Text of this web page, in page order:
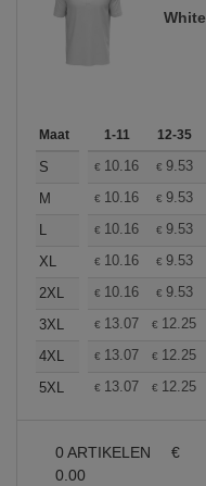
White
Maat 1-11 12-35
S € 10.16 € 9.53
M
€ 10.16 € 9.53
L
€ 10.16 € 9.53
XL
€ 10.16 € 9.53
2XL
€ 10.16 € 9.53
3XL
€ 13.07 € 12.25
4XL
€ 13.07 € 12.25
5XL
€ 13.07 € 12.25
0 ARTIKELEN
€
0.00